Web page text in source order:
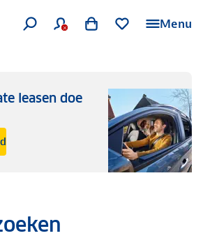
Menu
leasen doe